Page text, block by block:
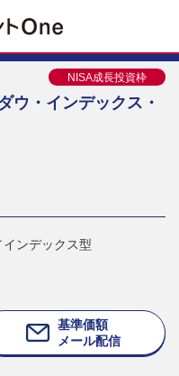
NISA成長投資枠
ウ・インデックス・
ンデックス型
基準価額
メール配信